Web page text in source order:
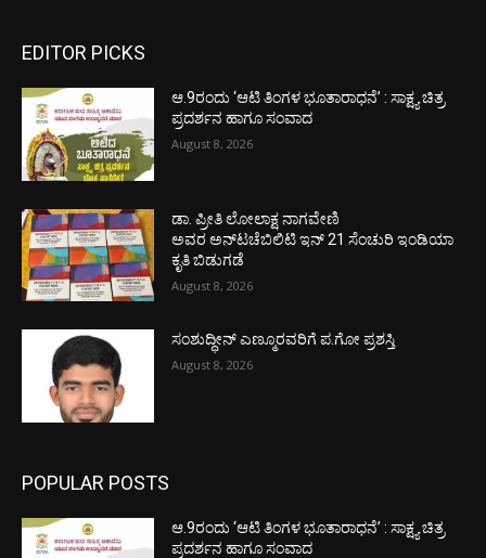
EDITOR PICKS
ಆ.9ರಂದು ‘ಆಟಿ ತಿಂಗಳ ಭೂತಾರಾಧನೆ’ : ಸಾಕ್ಷ್ಯ ಚಿತ್ರ
ಪ್ರದರ್ಶನ ಹಾಗೂ ಸಂವಾದ
August 8, 2026
ಡಾ. ಪ್ರೀತಿ ಲೋಲಾಕ್ಷ ನಾಗವೇಣಿ
ಅವರ ಅನ್‌ಟಚೆಬಿಲಿಟಿ ಇನ್ 21 ಸೆಂಚುರಿ ಇಂಡಿಯಾ
ಕೃತಿ ಬಿಡುಗಡೆ
August 8, 2026
ಸಂಶುದ್ಧೀನ್ ಎಣ್ಮೂರವರಿಗೆ ಪ.ಗೋ ಪ್ರಶಸ್ತಿ
August 8, 2026
POPULAR POSTS
ಆ.9ರಂದು ‘ಆಟಿ ತಿಂಗಳ ಭೂತಾರಾಧನೆ’ : ಸಾಕ್ಷ್ಯ ಚಿತ್ರ
ಪ್ರದರ್ಶನ ಹಾಗೂ ಸಂವಾದ